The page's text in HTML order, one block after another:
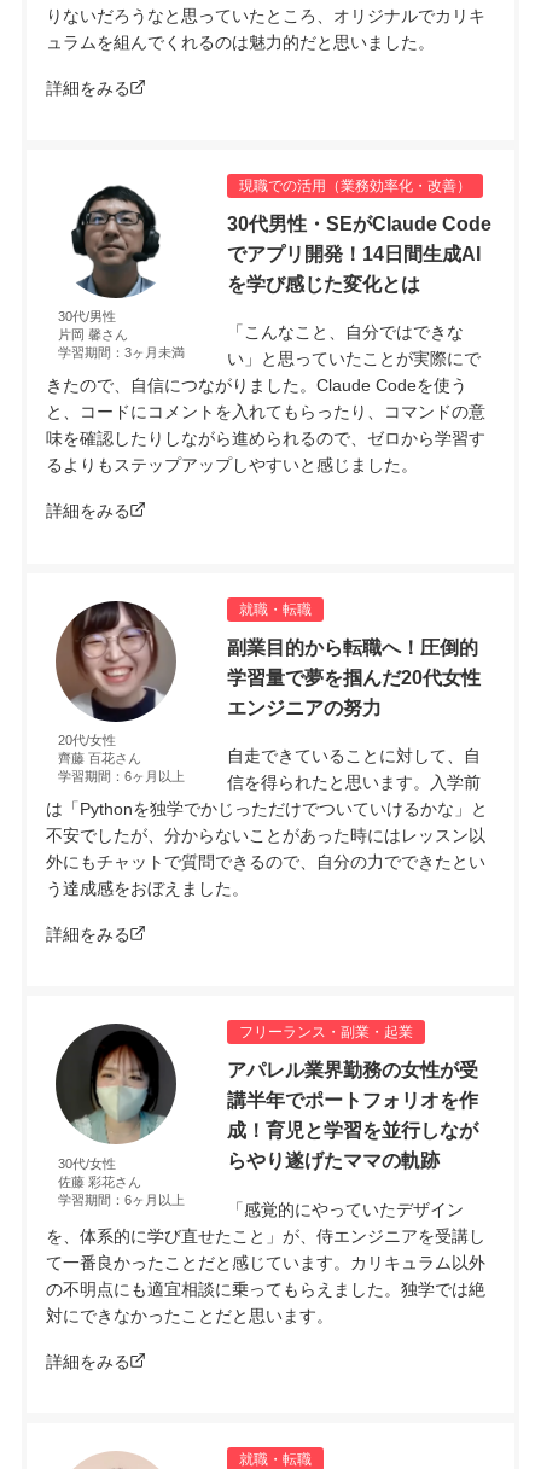
りないだろうなと思っていたところ、オリジナルでカリキ
ュラムを組んでくれるのは魅力的だと思いました。
詳細をみる
現職での活用（業務効率化・改善）
30代/男性
片岡 馨さん
学習期間：3ヶ月未満
30代男性・SEがClaude Code
でアプリ開発！14日間生成AI
を学び感じた変化とは
「こんなこと、自分ではできな
い」と思っていたことが実際にで
きたので、自信につながりました。Claude Codeを使う
と、コードにコメントを入れてもらったり、コマンドの意
味を確認したりしながら進められるので、ゼロから学習す
るよりもステップアップしやすいと感じました。
詳細をみる
就職・転職
20代/女性
齊藤 百花さん
学習期間：6ヶ月以上
副業目的から転職へ！圧倒的
学習量で夢を掴んだ20代女性
エンジニアの努力
自走できていることに対して、自
信を得られたと思います。入学前
は「Pythonを独学でかじっただけでついていけるかな」と
不安でしたが、分からないことがあった時にはレッスン以
外にもチャットで質問できるので、自分の力でできたとい
う達成感をおぼえました。
詳細をみる
フリーランス・副業・起業
30代/女性
佐藤 彩花さん
学習期間：6ヶ月以上
アパレル業界勤務の女性が受
講半年でポートフォリオを作
成！育児と学習を並行しなが
らやり遂げたママの軌跡
「感覚的にやっていたデザイン
を、体系的に学び直せたこと」が、侍エンジニアを受講し
て一番良かったことだと感じています。カリキュラム以外
の不明点にも適宜相談に乗ってもらえました。独学では絶
対にできなかったことだと思います。
詳細をみる
就職・転職